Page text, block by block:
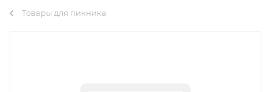
Товары для пикника